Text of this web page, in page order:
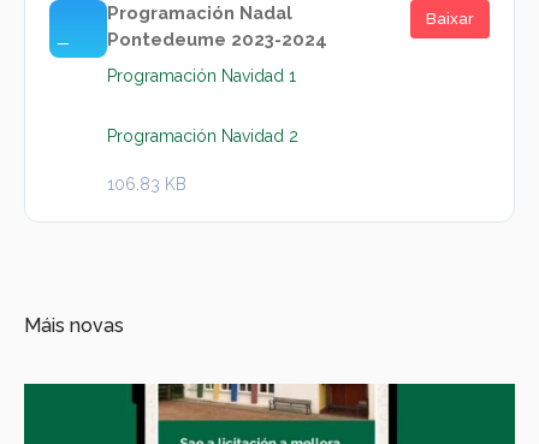
Programación Nadal
Pontedeume 2023-2024
Programación Navidad 1
Programación Navidad 2
106.83 KB
Baixar
Máis novas